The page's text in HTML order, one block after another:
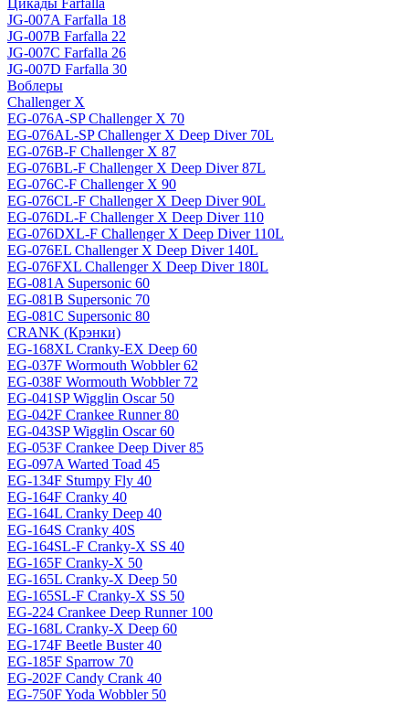
Цикады Farfalla
JG-007A Farfalla 18
JG-007B Farfalla 22
JG-007C Farfalla 26
JG-007D Farfalla 30
Воблеры
Challenger X
EG-076A-SP Challenger X 70
EG-076AL-SP Challenger X Deep Diver 70L
EG-076B-F Challenger X 87
EG-076BL-F Challenger X Deep Diver 87L
EG-076C-F Challenger X 90
EG-076CL-F Challenger X Deep Diver 90L
EG-076DL-F Challenger X Deep Diver 110
EG-076DXL-F Challenger X Deep Diver 110L
EG-076EL Challenger X Deep Diver 140L
EG-076FXL Challenger X Deep Diver 180L
EG-081A Supersonic 60
EG-081B Supersonic 70
EG-081C Supersonic 80
CRANK (Крэнки)
EG-168XL Cranky-EX Deep 60
EG-037F Wormouth Wobbler 62
EG-038F Wormouth Wobbler 72
EG-041SP Wigglin Oscar 50
EG-042F Crankee Runner 80
EG-043SP Wigglin Oscar 60
EG-053F Crankee Deep Diver 85
EG-097A Warted Toad 45
EG-134F Stumpy Fly 40
EG-164F Cranky 40
EG-164L Cranky Deep 40
EG-164S Cranky 40S
EG-164SL-F Cranky-X SS 40
EG-165F Cranky-X 50
EG-165L Cranky-X Deep 50
EG-165SL-F Cranky-X SS 50
EG-224 Crankee Deep Runner 100
EG-168L Cranky-X Deep 60
EG-174F Beetle Buster 40
EG-185F Sparrow 70
EG-202F Candy Crank 40
EG-750F Yoda Wobbler 50